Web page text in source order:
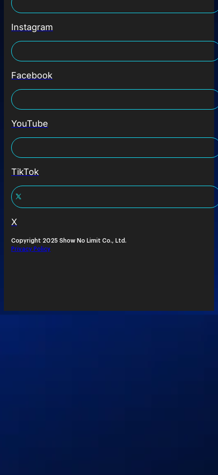
Instagram
Facebook
YouTube
TikTok
X
Copyright 2025 Show No Limit Co., Ltd.
Privacy Policy